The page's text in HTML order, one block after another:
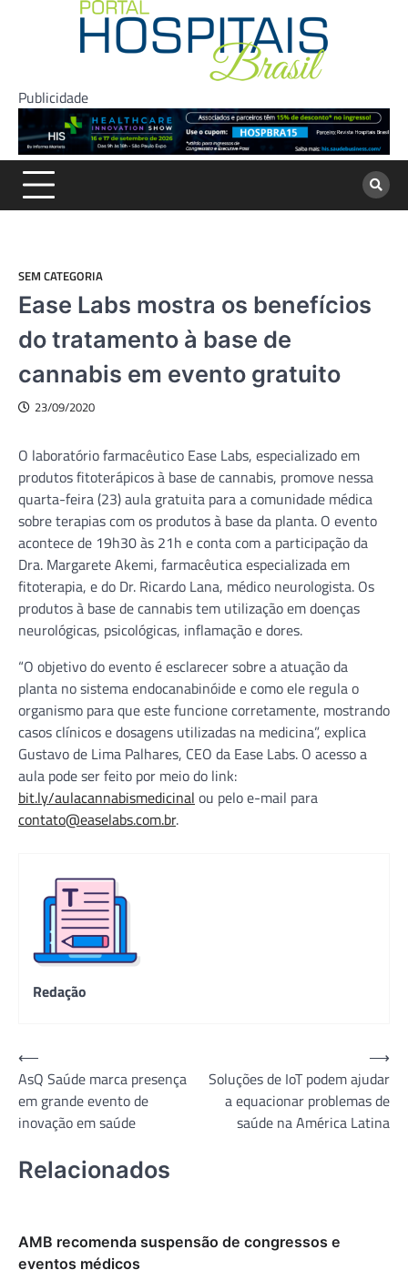
Publicidade
SEM CATEGORIA
Ease Labs mostra os benefícios
do tratamento à base de
cannabis em evento gratuito
23/09/2020
O laboratório farmacêutico Ease Labs, especializado em
produtos fitoterápicos à base de cannabis, promove nessa
quarta-feira (23) aula gratuita para a comunidade médica
sobre terapias com os produtos à base da planta. O evento
acontece de 19h30 às 21h e conta com a participação da
Dra. Margarete Akemi, farmacêutica especializada em
fitoterapia, e do Dr. Ricardo Lana, médico neurologista. Os
produtos à base de cannabis tem utilização em doenças
neurológicas, psicológicas, inflamação e dores.
“O objetivo do evento é esclarecer sobre a atuação da
planta no sistema endocanabinóide e como ele regula o
organismo para que este funcione corretamente, mostrando
casos clínicos e dosagens utilizadas na medicina”, explica
Gustavo de Lima Palhares, CEO da Ease Labs. O acesso a
aula pode ser feito por meio do link:
bit.ly/aulacannabismedicinal ou pelo e-mail para
contato@easelabs.com.br.
Redação
Navegação
de
Post
⟵
AsQ Saúde marca presença
em grande evento de
inovação em saúde
Soluções de IoT podem ajudar
a equacionar problemas de
saúde na América Latina
⟶
Relacionados
AMB recomenda suspensão de congressos e
eventos médicos